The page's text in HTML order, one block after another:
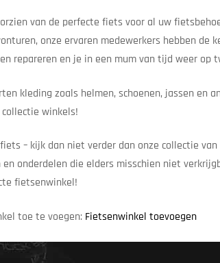
van de perfecte fiets voor al uw
onze ervaren medewerkers hebben de
repareren en je in een mum van tijd weer op
kleding zoals helmen, schoenen, jassen en
winkels!
– kijk dan niet verder dan onze collectie
onderdelen die elders misschien niet
fietsenwinkel!
toe te voegen: Fietsenwinkel toevoegen